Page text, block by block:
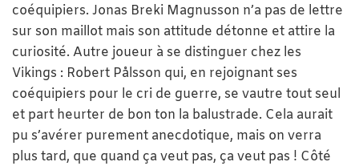
coéquipiers. Jonas Breki Magnusson n’a pas de lettre
sur son maillot mais son attitude détonne et attire la
curiosité. Autre joueur à se distinguer chez les
Vikings : Robert Pålsson qui, en rejoignant ses
coéquipiers pour le cri de guerre, se vautre tout seul
et part heurter de bon ton la balustrade. Cela aurait
pu s’avérer purement anecdotique, mais on verra
plus tard, que quand ça veut pas, ça veut pas ! Côté